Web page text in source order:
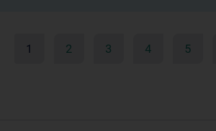
1 2 3 4 5